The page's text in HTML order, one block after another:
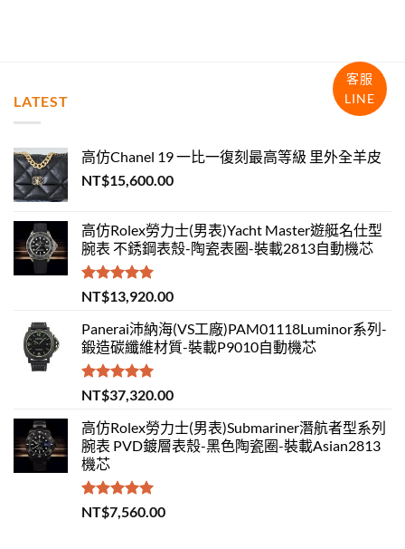
LATEST
高仿Chanel 19 一比一復刻最高等級 里外全羊皮
NT$15,600.00
高仿Rolex勞力士(男表)Yacht Master遊艇名仕型
腕表 不銹鋼表殼-陶瓷表圈-裝載2813自動機芯
評分5.00
滿分 5
NT$13,920.00
Panerai沛納海(VS工廠)PAM01118Luminor系列-
鍛造碳纖維材質-裝載P9010自動機芯
評分5.00
滿分 5
NT$37,320.00
高仿Rolex勞力士(男表)Submariner潛航者型系列
腕表 PVD鍍層表殼-黑色陶瓷圈-裝載Asian2813
機芯
評分 5.00
滿分 5
NT$7,560.00
客服
LINE